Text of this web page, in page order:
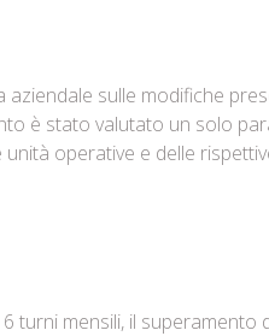
sulle modifiche
è stato valutato un solo
operative e delle
turni mensili, il superamento